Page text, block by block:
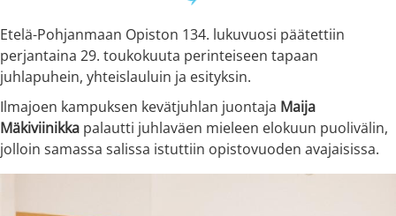
Etelä-Pohjanmaan Opiston 134. lukuvuosi päätettiin
perjantaina 29. toukokuuta perinteiseen tapaan
juhlapuhein, yhteislauluin ja esityksin.
Ilmajoen kampuksen kevätjuhlan juontaja Maija
Mäkiviinikka palautti juhlaväen mieleen elokuun puolivälin,
jolloin samassa salissa istuttiin opistovuoden avajaisissa.